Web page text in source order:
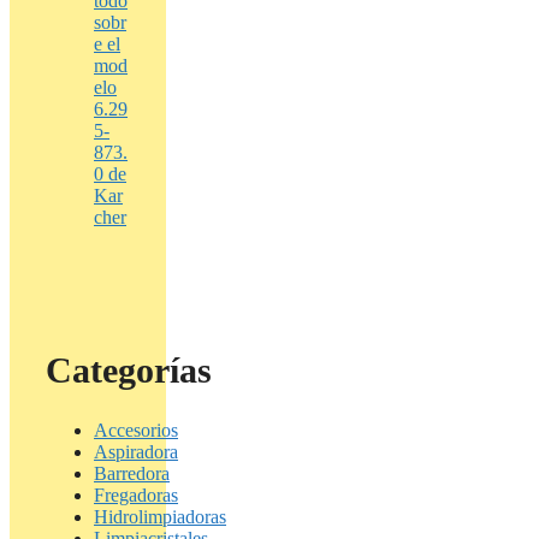
sobr
e el
mod
elo
6.29
5-
873.
0 de
Kar
cher
Categorías
Accesorios
Aspiradora
Barredora
Fregadoras
Hidrolimpiadoras